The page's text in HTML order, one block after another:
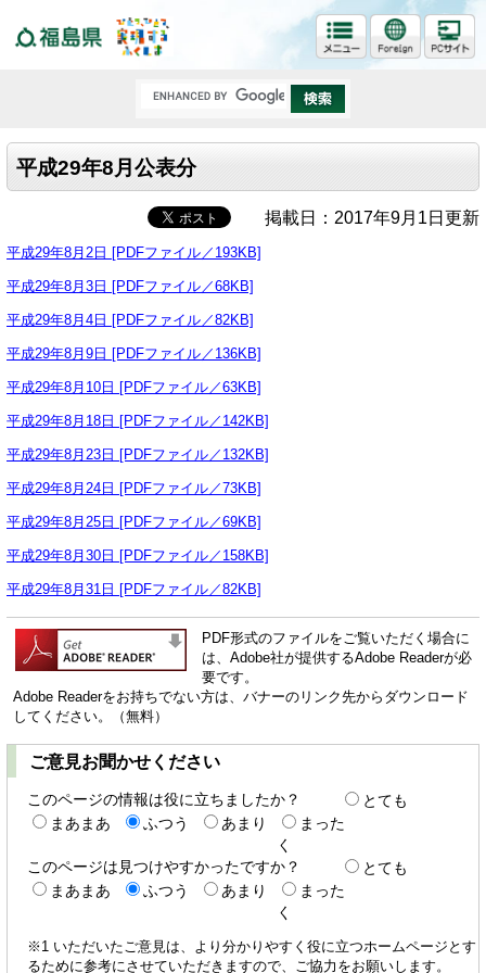
平成29年8月公表分
掲載日：2017年9月1日更新
平成29年8月2日 [PDFファイル／193KB]
平成29年8月3日 [PDFファイル／68KB]
平成29年8月4日 [PDFファイル／82KB]
平成29年8月9日 [PDFファイル／136KB]
平成29年8月10日 [PDFファイル／63KB]
平成29年8月18日 [PDFファイル／142KB]
平成29年8月23日 [PDFファイル／132KB]
平成29年8月24日 [PDFファイル／73KB]
平成29年8月25日 [PDFファイル／69KB]
平成29年8月30日 [PDFファイル／158KB]
平成29年8月31日 [PDFファイル／82KB]
PDF形式のファイルをご覧いただく場合に
は、Adobe社が提供するAdobe Readerが必
要です。
Adobe Readerをお持ちでない方は、バナーのリンク先からダウンロード
してください。（無料）
ご意見お聞かせください
このページの情報は役に立ちましたか？
とても
まあまあ
ふつう あまり
まった
く
このページは見つけやすかったですか？
とても
まあまあ
ふつう あまり
まった
く
※1 いただいたご意見は、より分かりやすく役に立つホームページとす
るために参考にさせていただきますので、ご協力をお願いします。